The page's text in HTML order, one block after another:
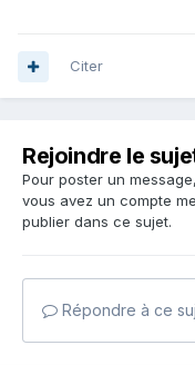
Citer
Rejoindre le
Pour poster un
vous avez un compte
publier dans ce sujet.
Répondre à ce